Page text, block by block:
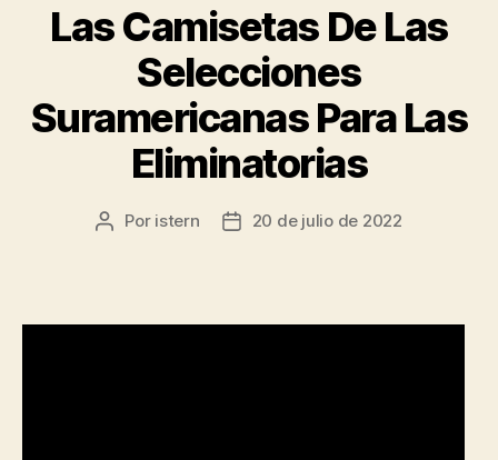
Las Camisetas De Las
Selecciones
Suramericanas Para Las
Eliminatorias
Autor
Por istern
Fecha20 de julio de 2022